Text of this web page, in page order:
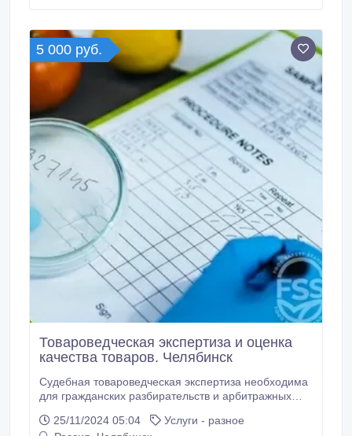
экспертизу используя современное оборудование,
соответствующее требованиям законодательства
РФ.
5 000 руб.
Товароведческая экспертиза и оценка
качества товаров. Челябинск
Судебная товароведческая экспертиза необходима
для гражданских разбирательств и арбитражных
документы к доказательной базе и защитить права
25/11/2024 05:04
Услуги - разное